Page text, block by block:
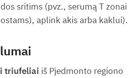
sritims (pvz., serumą T zonai
aplink akis arba kaklui).
triufeliai iš Pjedmonto regiono